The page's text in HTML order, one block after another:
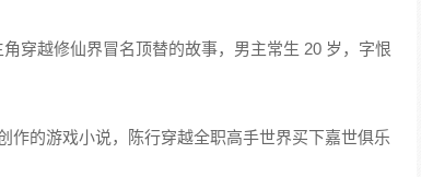
穿越修仙界冒名顶替的故事，男主常生 20 岁，字恨
作的游戏小说，陈行穿越全职高手世界买下嘉世俱乐